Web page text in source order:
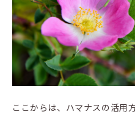
ここからは、ハマナスの活用